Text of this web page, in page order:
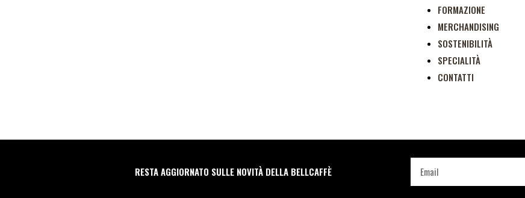
FORMAZIONE
MERCHANDISING
SOSTENIBILITÀ
SPECIALITÀ
CONTATTI
RESTA AGGIORNATO SULLE NOVITÀ DELLA BELLCAFFÈ